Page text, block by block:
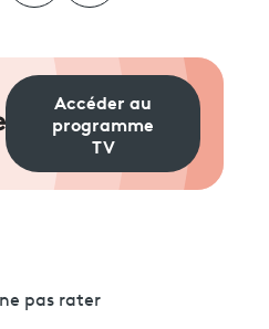
Accéder au
programme
TV
pas rater